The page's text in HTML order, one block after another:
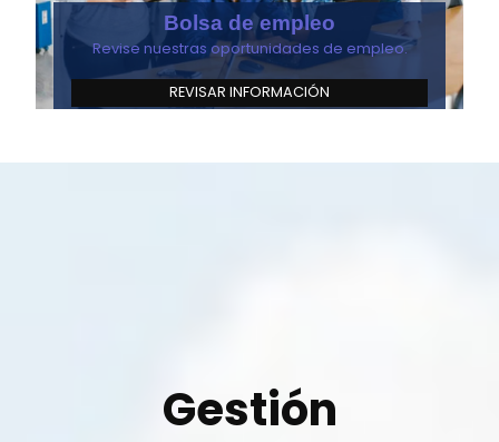
Bolsa de empleo
Revise nuestras oportunidades de empleo.
REVISAR INFORMACIÓN
Gestión